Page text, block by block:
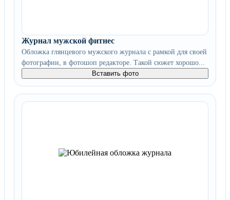
Журнал мужской фитнес
Обложка глянцевого мужского журнала с рамкой для своей
фотографии, в фотошоп редакторе. Такой сюжет хорошо...
Вставить фото